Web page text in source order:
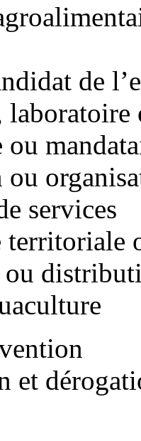
de
services
et